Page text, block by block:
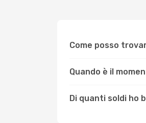
Come posso
Quando è il
Di quanti soldi ho